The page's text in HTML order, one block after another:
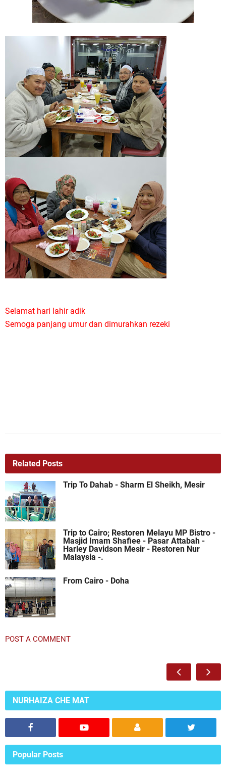
Selamat hari lahir adik
Semoga panjang umur dan dimurahkan rezeki
Related Posts
Trip To Dahab - Sharm El Sheikh, Mesir
Trip to Cairo; Restoren Melayu MP Bistro -
Masjid Imam Shafiee - Pasar Attabah -
Harley Davidson Mesir - Restoren Nur
Malaysia -.
From Cairo - Doha
POST A COMMENT
NURHAIZA CHE MAT
Popular Posts